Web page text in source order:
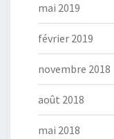
mai 2019
février 2019
novembre 2018
août 2018
mai 2018